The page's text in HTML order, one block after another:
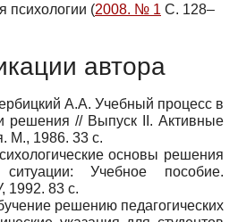
психологии (2008. № 1 С. 128–
автора
А.А. Учебный процесс в
решения // Выпуск II. Активные
М., 1986. 33 с.
основы решения
ситуации: Учебное пособие.
1992. 83 с.
решению педагогических